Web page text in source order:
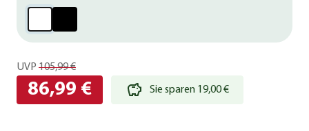
UVP 105,99 €
86,99 € Sie sparen 19,00 €